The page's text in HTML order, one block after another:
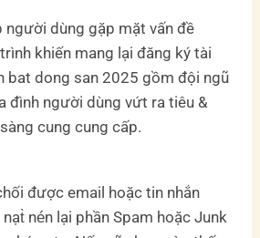
dùng gặp mặt vấn đề
khiến mang lại đăng ký tài
bat dong san 2025 gồm đội ngũ
đình người dùng vứt ra tiêu &
cung cung cấp.
được email hoặc tin nhắn
nén lại phần Spam hoặc Junk